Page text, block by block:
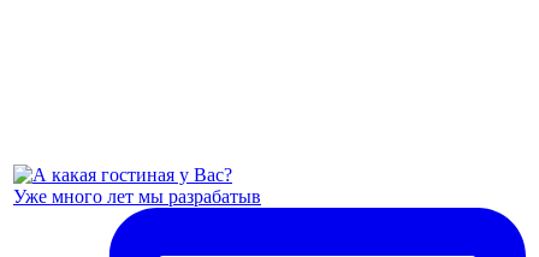
Уже много лет мы разрабатыв